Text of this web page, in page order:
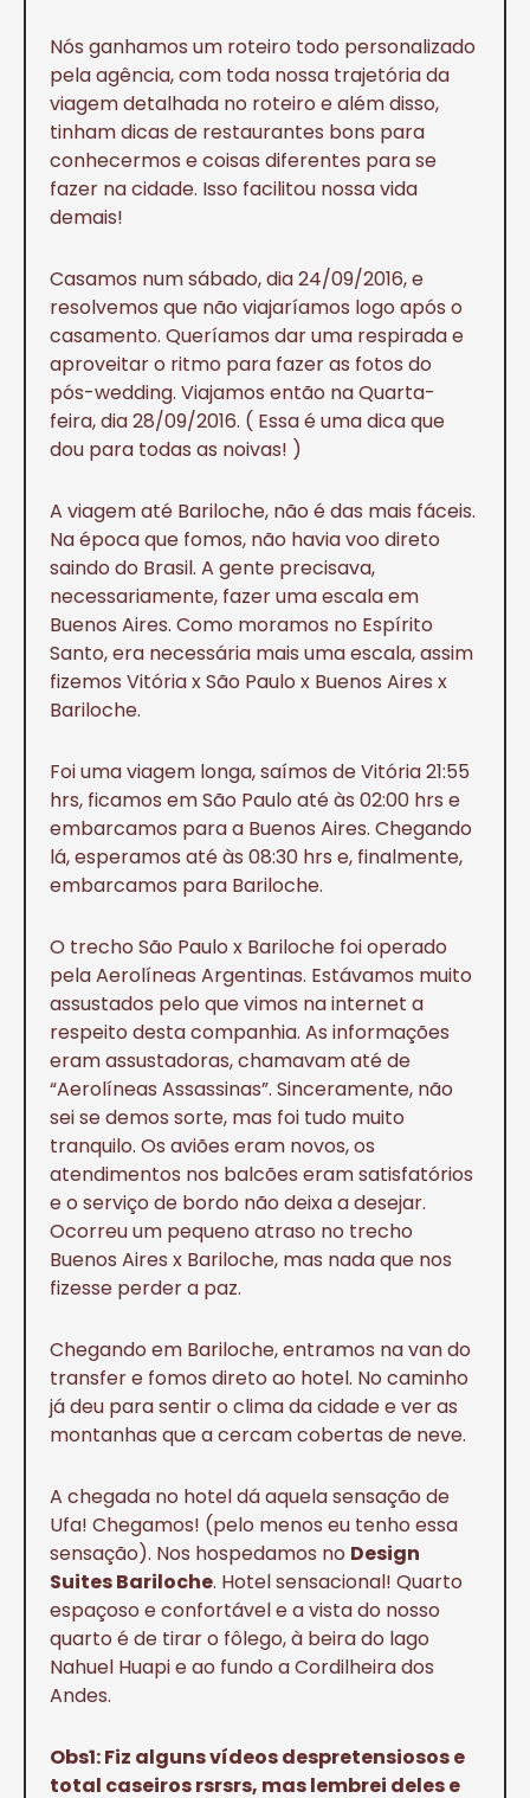
Nós ganhamos um roteiro todo personalizado
pela agência, com toda nossa trajetória da
viagem detalhada no roteiro e além disso,
tinham dicas de restaurantes bons para
conhecermos e coisas diferentes para se
fazer na cidade. Isso facilitou nossa vida
demais!
Casamos num sábado, dia 24/09/2016, e
resolvemos que não viajaríamos logo após o
casamento. Queríamos dar uma respirada e
aproveitar o ritmo para fazer as fotos do
pós-wedding. Viajamos então na Quarta-
feira, dia 28/09/2016. ( Essa é uma dica que
dou para todas as noivas! )
A viagem até Bariloche, não é das mais fáceis.
Na época que fomos, não havia voo direto
saindo do Brasil. A gente precisava,
necessariamente, fazer uma escala em
Buenos Aires. Como moramos no Espírito
Santo, era necessária mais uma escala, assim
fizemos Vitória x São Paulo x Buenos Aires x
Bariloche.
Foi uma viagem longa, saímos de Vitória 21:55
hrs, ficamos em São Paulo até às 02:00 hrs e
embarcamos para a Buenos Aires. Chegando
lá, esperamos até às 08:30 hrs e, finalmente,
embarcamos para Bariloche.
O trecho São Paulo x Bariloche foi operado
pela Aerolíneas Argentinas. Estávamos muito
assustados pelo que vimos na internet a
respeito desta companhia. As informações
eram assustadoras, chamavam até de
“Aerolíneas Assassinas”. Sinceramente, não
sei se demos sorte, mas foi tudo muito
tranquilo. Os aviões eram novos, os
atendimentos nos balcões eram satisfatórios
e o serviço de bordo não deixa a desejar.
Ocorreu um pequeno atraso no trecho
Buenos Aires x Bariloche, mas nada que nos
fizesse perder a paz.
Chegando em Bariloche, entramos na van do
transfer e fomos direto ao hotel. No caminho
já deu para sentir o clima da cidade e ver as
montanhas que a cercam cobertas de neve.
A chegada no hotel dá aquela sensação de
Ufa! Chegamos! (pelo menos eu tenho essa
sensação). Nos hospedamos no Design
Suites Bariloche. Hotel sensacional! Quarto
espaçoso e confortável e a vista do nosso
quarto é de tirar o fôlego, à beira do lago
Nahuel Huapi e ao fundo a Cordilheira dos
Andes.
Obs1: Fiz alguns vídeos despretensiosos e
total caseiros rsrsrs, mas lembrei deles e